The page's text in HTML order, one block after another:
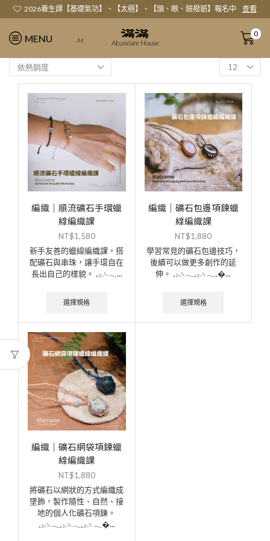
2026養生課【基礎氣功】、【太極】、【頭、眼、臉撥筋】報名中 查看
MENU 𝓜
0
編織｜順流礦石手環蠟
線編織課
NT$1,580
新手友善的蠟線編織課，搭
配礦石與串珠，讓手環自在
長出自己的樣貌。 𓈒𓂄𓏹𓂃...
選擇規格
編織｜礦石包邊項鍊蠟
線編織課
NT$1,880
學習常見的礦石包邊技巧，
後續可以做更多創作的延
伸。 𓈒𓂄𓏹𓂃𓈒𓂄𓏹𓂃𓈒�...
選擇規格
編織｜礦石網袋項鍊蠟
線編織課
NT$1,880
將礦石以網狀的方式編織成
墜飾，製作隨性、自然、接
地的個人化礦石項鍊。
𓈒𓂄𓏹𓂃𓈒𓂄𓏹𓂃𓈒𓂄𓏹𓂃�...